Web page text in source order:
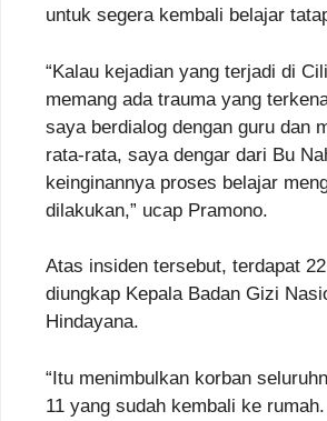
untuk segera kembali belajar
“Kalau kejadian yang terjadi di
memang ada trauma yang
saya berdialog dengan guru dan
rata-rata, saya dengar dari Bu
keinginannya proses belajar
dilakukan,” ucap Pramono.
Atas insiden tersebut, terdapat
diungkap Kepala Badan Gizi
Hindayana.
“Itu menimbulkan korban
11 yang sudah kembali ke